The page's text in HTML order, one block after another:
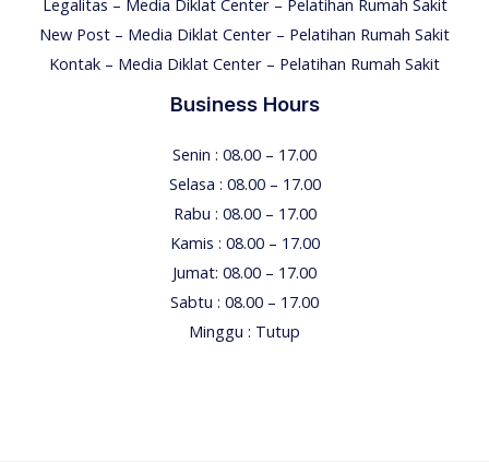
Legalitas – Media Diklat Center – Pelatihan Rumah Sakit
New Post – Media Diklat Center – Pelatihan Rumah Sakit
Kontak – Media Diklat Center – Pelatihan Rumah Sakit
Business Hours
Senin : 08.00 – 17.00
Selasa : 08.00 – 17.00
Rabu : 08.00 – 17.00
Kamis : 08.00 – 17.00
Jumat: 08.00 – 17.00
Sabtu : 08.00 – 17.00
Minggu : Tutup